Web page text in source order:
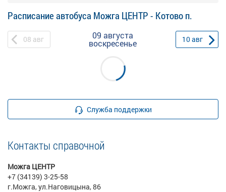
Расписание автобуса Можга ЦЕНТР - Котово п.
08 авг 09 августа
воскресенье 10авг
Служба поддержки
Контакты справочной
Можга ЦЕНТР
+7 (34139) 3-25-58
г.Можга, ул.Наговицына, 86